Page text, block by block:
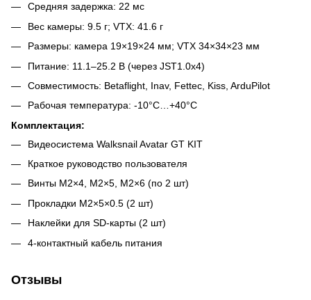
Средняя задержка: 22 мс
Вес камеры: 9.5 г; VTX: 41.6 г
Размеры: камера 19×19×24 мм; VTX 34×34×23 мм
Питание: 11.1–25.2 В (через JST1.0x4)
Совместимость: Betaflight, Inav, Fettec, Kiss, ArduPilot
Рабочая температура: -10°C…+40°C
Комплектация:
Видеосистема Walksnail Avatar GT KIT
Краткое руководство пользователя
Винты M2×4, M2×5, M2×6 (по 2 шт)
Прокладки M2×5×0.5 (2 шт)
Наклейки для SD-карты (2 шт)
4-контактный кабель питания
Отзывы